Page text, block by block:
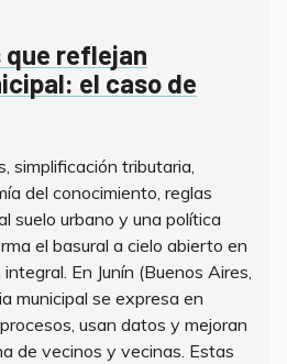
reflejan
el caso de
simplificación tributaria,
del conocimiento, reglas
suelo urbano y una política
el basural a cielo abierto en
En Junín (Buenos Aires,
municipal se expresa en
usan datos y mejoran
de vecinos y vecinas. Estas